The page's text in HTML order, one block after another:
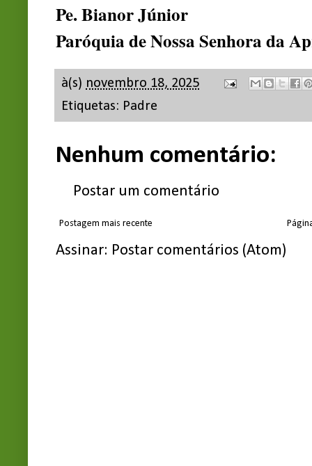
Pe. Bianor Júnior
Paróquia de Nossa Senhora da
à(s) novembro 18, 2025
Etiquetas: Padre
Nenhum comentário:
Postar um comentário
Postagem mais recente
Assinar: Postar comentários (Atom)